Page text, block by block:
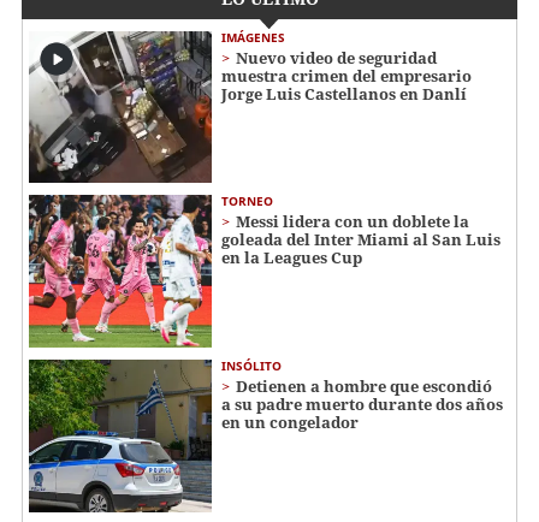
IMÁGENES
Nuevo video de seguridad
muestra crimen del empresario
Jorge Luis Castellanos en Danlí
TORNEO
Messi lidera con un doblete la
goleada del Inter Miami al San Luis
en la Leagues Cup
INSÓLITO
Detienen a hombre que escondió
a su padre muerto durante dos años
en un congelador